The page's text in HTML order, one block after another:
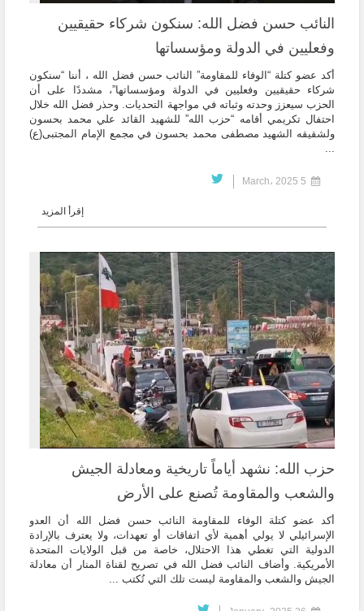
النائب حسن فضل الله: سنكون شركاء حقيقيين
وفعليين في الدولة ومؤسساتها
أكد عضو كتلة “الوفاء للمقاومة” النائب حسن فضل الله ، أننا “سنكون
شركاء حقيقيين وفعليين في الدولة ومؤسساتها”، مشددًا على أن
الحزب سيعزز وحدته وثباته في مواجهة التحديات. وحذر فضل الله خلال
احتفال تكريمي أقامه “حزب الله” للشهيد القائد علي محمد بحسون
ولشقيقه الشهيد مصطفى محمد بحسون في مجمع الإمام المجتبى(ع)
...
إقرأ المزيد
حزب الله: نشهد أياماً تاريخية ومعادلة الجيش
والشعب والمقاومة تُصنع على الأرض
أكد عضو كتلة الوفاء للمقاومة النائب حسن فضل الله أن العدو
الإسرائيلي لا يولي أهمية لأي اتفاقات أو تعهدات، ولا يعترف بالإرادة
الدولية التي تغطي هذا الاحتلال، خاصة من قبل الولايات المتحدة
الأمريكية. وأضاف النائب فضل الله في تصريح لقناة المنار أن معادلة
الجيش والشعب والمقاومة ليست تلك التي تُكتب ...